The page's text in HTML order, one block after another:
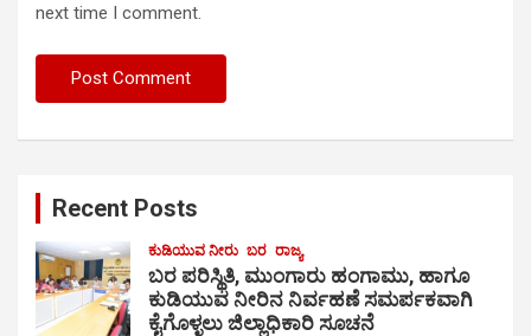
next time I comment.
Recent Posts
ಕುಡಿಯುವ ನೀರು ಬರ ರಾಜ್ಯ
ಬರ ಪರಿಸ್ಥಿತಿ, ಮುಂಗಾರು ಹಂಗಾಮು, ಹಾಗೂ
ಕುಡಿಯುವ ನೀರಿನ ನಿರ್ವಹಣೆ ಸಮರ್ಪಕವಾಗಿ
ಕೈಗೊಳ್ಳಲು ಜಿಲ್ಲಾಧಿಕಾರಿ ಸೂಚನೆ